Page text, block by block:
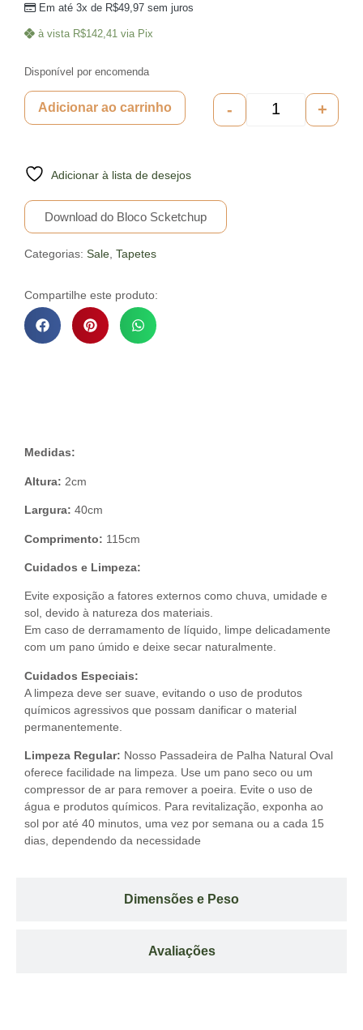
Em até 3x de R$49,97 sem juros
à vista R$142,41 via Pix
Disponível por encomenda
- +
Adicionar ao carrinho
Adicionar à lista de desejos
Download do Bloco Scketchup
Categorias: Sale Tapetes
Compartilhe este produto:
Dimensões e Peso
Avaliações
Medidas:
Altura: 2cm
Largura: 40cm
Comprimento: 115cm
Cuidados e Limpeza:
Evite exposição a fatores externos como chuva, umidade e
sol, devido à natureza dos materiais.
Em caso de derramamento de líquido, limpe delicadamente
com um pano úmido e deixe secar naturalmente.
Cuidados Especiais:
A limpeza deve ser suave, evitando o uso de produtos
químicos agressivos que possam danificar o material
permanentemente.
Limpeza Regular: Nosso Passadeira de Palha Natural Oval
oferece facilidade na limpeza. Use um pano seco ou um
compressor de ar para remover a poeira. Evite o uso de
água e produtos químicos. Para revitalização, exponha ao
sol por até 40 minutos, uma vez por semana ou a cada 15
dias, dependendo da necessidade